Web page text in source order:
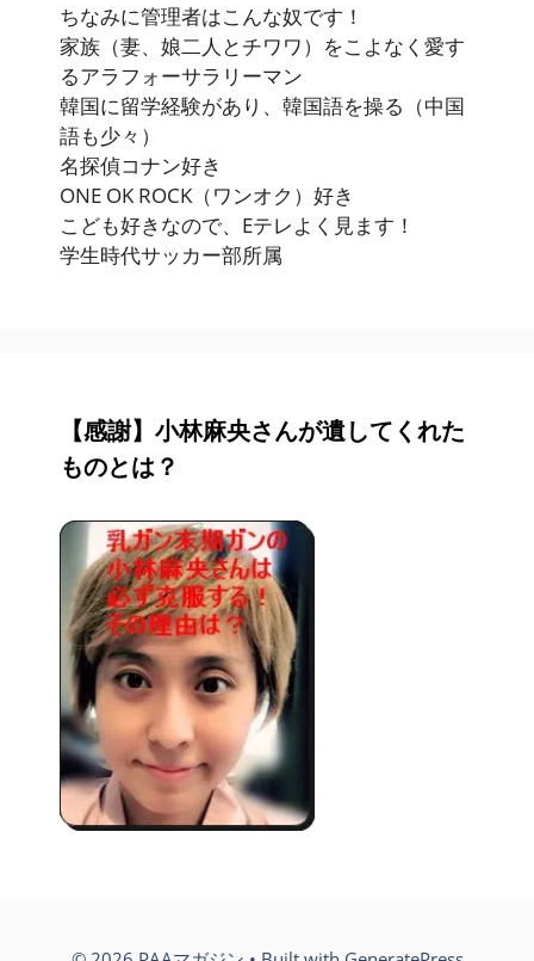
ちなみに管理者はこんな奴です！
家族（妻、娘二人とチワワ）をこよなく愛す
るアラフォーサラリーマン
韓国に留学経験があり、韓国語を操る（中国
語も少々）
名探偵コナン好き
ONE OK ROCK（ワンオク）好き
こども好きなので、Eテレよく見ます！
学生時代サッカー部所属
【感謝】小林麻央さんが遺してくれた
ものとは？